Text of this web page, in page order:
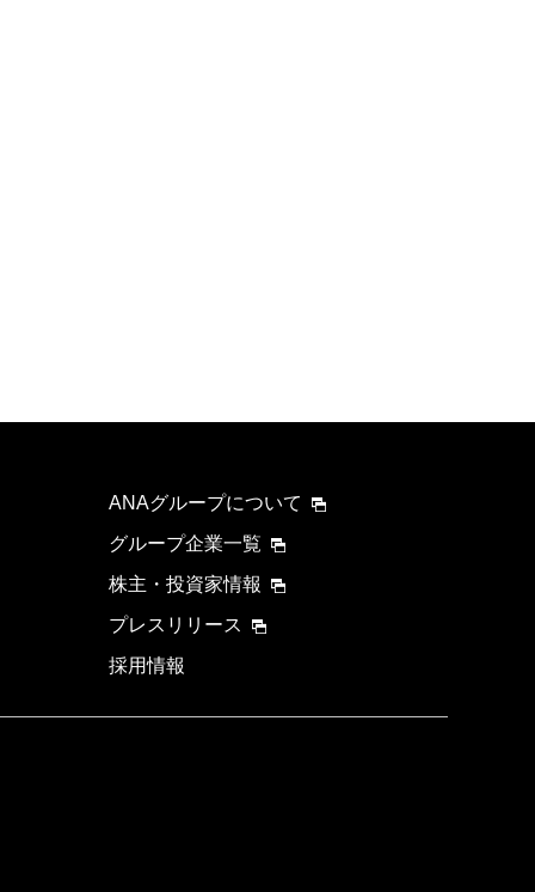
ANAグループについて
グループ企業一覧
株主・投資家情報
プレスリリース
採用情報